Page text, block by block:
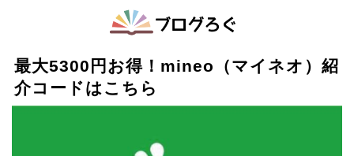
最大5300円お得！mineo（マイネオ）紹
介コードはこちら